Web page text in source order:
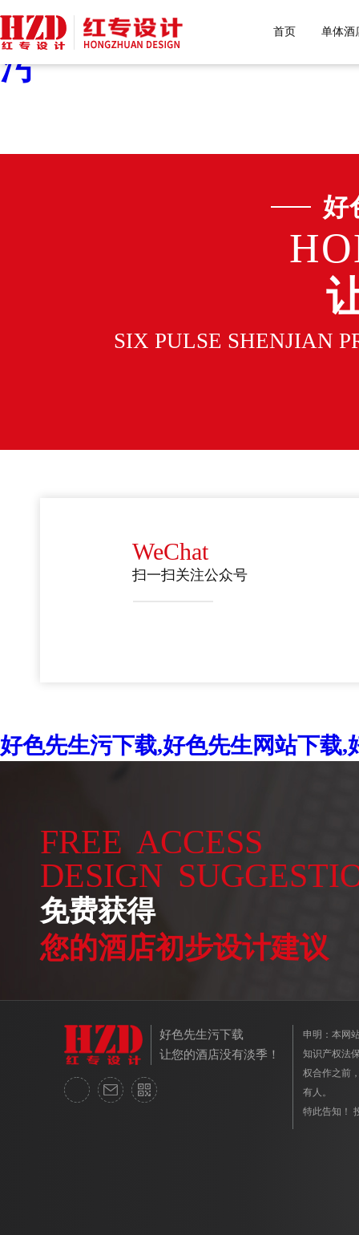
好色先生污下载,好色
污
首页 单体酒
好
SIX PULSE SHENJIAN
WeChat
扫一扫关注公众号
好色先生污下载
让您的酒店没有淡季！
申明：本
知识产权法保
权合作之前
有人。
特此告知！